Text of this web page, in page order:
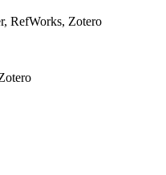
RefWorks, Zotero